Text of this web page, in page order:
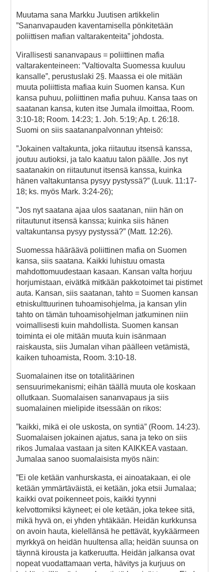
Muutama sana Markku Juutisen artikkelin
”Sananvapauden kaventamisella pönkitetään
poliittisen mafian valtarakenteita” johdosta.
Virallisesti sananvapaus = poliittinen mafia
valtarakenteineen: ”Valtiovalta Suomessa kuuluu
kansalle”, perustuslaki 2§. Maassa ei ole mitään
muuta poliittista mafiaa kuin Suomen kansa. Kun
kansa puhuu, poliittinen mafia puhuu. Kansa taas on
saatanan kansa, kuten itse Jumala ilmoittaa, Room.
3:10-18; Room. 14:23; 1. Joh. 5:19; Ap. t. 26:18.
Suomi on siis saatananpalvonnan yhteisö:
”Jokainen valtakunta, joka riitautuu itsensä kanssa,
joutuu autioksi, ja talo kaatuu talon päälle. Jos nyt
saatanakin on riitautunut itsensä kanssa, kuinka
hänen valtakuntansa pysyy pystyssä?” (Luuk. 11:17-
18; ks. myös Mark. 3:24-26);
”Jos nyt saatana ajaa ulos saatanan, niin hän on
riitautunut itsensä kanssa; kuinka siis hänen
valtakuntansa pysyy pystyssä?” (Matt. 12:26).
Suomessa hääräävä poliittinen mafia on Suomen
kansa, siis saatana. Kaikki luhistuu omasta
mahdottomuudestaan kasaan. Kansan valta horjuu
horjumistaan, eivätkä mitkään pakkotoimet tai pistimet
auta. Kansan, siis saatanan, tahto = Suomen kansan
etniskulttuurinen tuhoamisohjelma, ja kansan ylin
tahto on tämän tuhoamisohjelman jatkuminen niin
voimallisesti kuin mahdollista. Suomen kansan
toiminta ei ole mitään muuta kuin isänmaan
raiskausta, siis Jumalan vihan päälleen vetämistä,
kaiken tuhoamista, Room. 3:10-18.
Suomalainen itse on totalitäärinen
sensuurimekanismi; eihän täällä muuta ole koskaan
ollutkaan. Suomalaisen sananvapaus ja siis
suomalainen mielipide itsessään on rikos:
”kaikki, mikä ei ole uskosta, on syntiä” (Room. 14:23).
Suomalaisen jokainen ajatus, sana ja teko on siis
rikos Jumalaa vastaan ja siten KAIKKEA vastaan.
Jumalaa sanoo suomalaisista myös näin:
”Ei ole ketään vanhurskasta, ei ainoatakaan, ei ole
ketään ymmärtäväistä, ei ketään, joka etsii Jumalaa;
kaikki ovat poikenneet pois, kaikki tyynni
kelvottomiksi käyneet; ei ole ketään, joka tekee sitä,
mikä hyvä on, ei yhden yhtäkään. Heidän kurkkunsa
on avoin hauta, kielellänsä he pettävät, kyykäärmeen
myrkkyä on heidän huultensa alla; heidän suunsa on
täynnä kirousta ja katkeruutta. Heidän jalkansa ovat
nopeat vuodattamaan verta, hävitys ja kurjuus on